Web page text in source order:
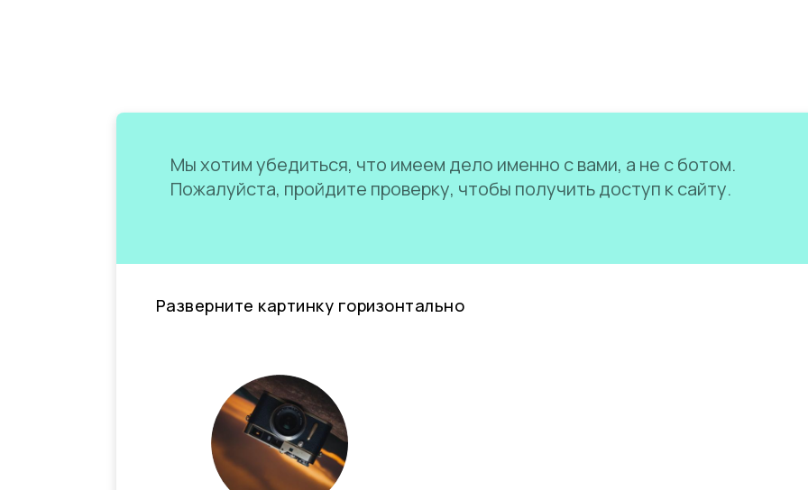
Мы хотим убедиться, что имеем дело именно с вами, а не с ботом.
Пожалуйста, пройдите проверку, чтобы получить доступ к сайту.
Разверните картинку горизонтально